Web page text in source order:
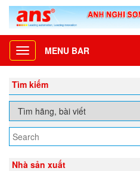
Toggle
navigation
MENU BAR
Tìm kiếm
Nhà sản xuất